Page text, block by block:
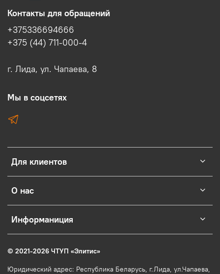
Для клиентов
О нас
Информаниция
Контакты для обращений
+375336694666
+375 (44) 711-000-4
г. Лида, ул. Чапаева, 8
Мы в соцсетях
© 2021-2026 ЧТУП «Элитис»
Юридический адрес: Республика Беларусь, г.Лида, ул.Чапаева,